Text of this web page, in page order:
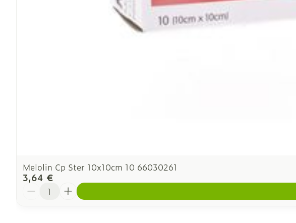
Melolin Cp Ster 10x10cm 10 66030261
3,64 €
Quantité